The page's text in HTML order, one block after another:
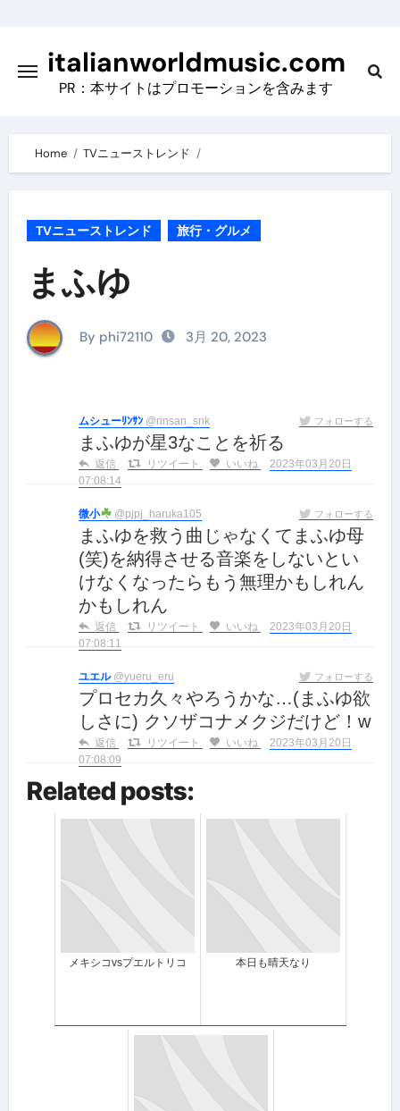
contentitalianworldmusic.com
PR：本サイトはプロモーションを含みます
Home TVニューストレンド
TVニューストレンド 旅行・グルメ
まふゆ
By phi72110 3月 20, 2023
ムシューﾘﾝｻﾝ @rinsan_snk フォローする
まふゆが星3なことを祈る
返信 リツイート いいね
2023年03月20日
07:08:14
微小 @pjpj_haruka105 フォローする
まふゆを救う曲じゃなくてまふゆ母
(笑)を納得させる音楽をしないとい
けなくなったらもう無理かもしれん
かもしれん
返信 リツイート いいね
2023年03月20日
07:08:11
ユエル @yueru_eru フォローする
プロセカ久々やろうかな…(まふゆ欲
しさに) クソザコナメクジだけど！w
返信 リツイート いいね
2023年03月20日
07:08:09
Related posts:
メキシコvsプエルトリコ 本日も晴天なり